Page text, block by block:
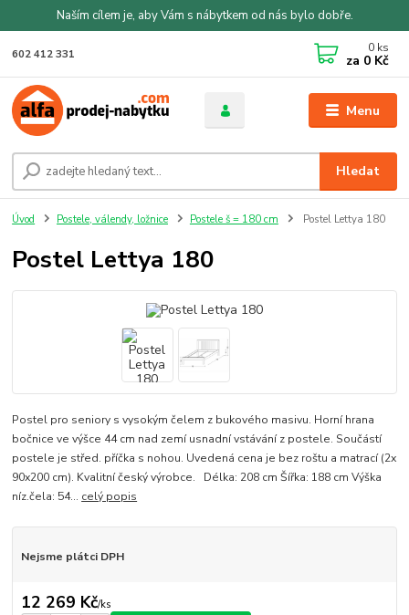
Naším cílem je, aby Vám s nábytkem od nás bylo dobře.
Menu
Hledat
602 412 331 0 ks
za 0 Kč
Úvod Postele, válendy, ložnice Postele š = 180 cm Postel Lettya 180
Postel Lettya 180
Postel pro seniory s vysokým čelem z bukového masivu. Horní hrana
bočnice ve výšce 44 cm nad zemí usnadní vstávání z postele. Součástí
postele je střed. příčka s nohou. Uvedená cena je bez roštu a matrací (2x
90x200 cm). Kvalitní český výrobce. Délka: 208 cm Šířka: 188 cm Výška
níz.čela: 54... celý popis
Nejsme plátci DPH
12 269 Kč/ks